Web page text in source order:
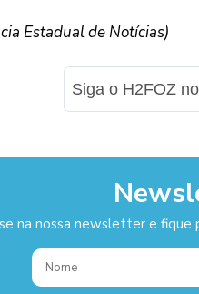
Estadual de Notícias)
Siga o H2FOZ no
na nossa newsletter e